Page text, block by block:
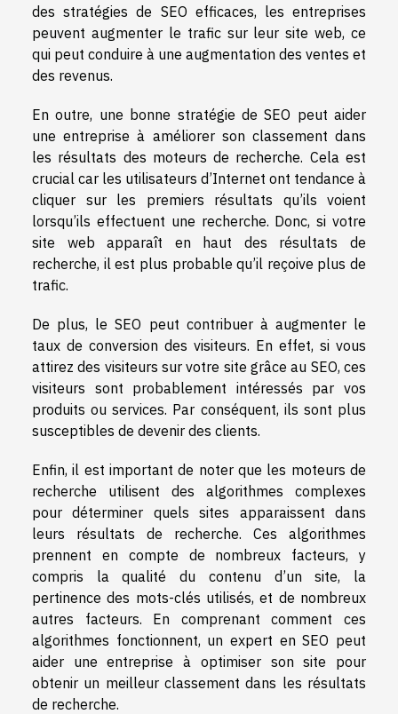
des stratégies de SEO efficaces, les entreprises
peuvent augmenter le trafic sur leur site web, ce
qui peut conduire à une augmentation des ventes et
des revenus.
En outre, une bonne stratégie de SEO peut aider
une entreprise à améliorer son classement dans
les résultats des moteurs de recherche. Cela est
crucial car les utilisateurs d’Internet ont tendance à
cliquer sur les premiers résultats qu’ils voient
lorsqu’ils effectuent une recherche. Donc, si votre
site web apparaît en haut des résultats de
recherche, il est plus probable qu’il reçoive plus de
trafic.
De plus, le SEO peut contribuer à augmenter le
taux de conversion des visiteurs. En effet, si vous
attirez des visiteurs sur votre site grâce au SEO, ces
visiteurs sont probablement intéressés par vos
produits ou services. Par conséquent, ils sont plus
susceptibles de devenir des clients.
Enfin, il est important de noter que les moteurs de
recherche utilisent des algorithmes complexes
pour déterminer quels sites apparaissent dans
leurs résultats de recherche. Ces algorithmes
prennent en compte de nombreux facteurs, y
compris la qualité du contenu d’un site, la
pertinence des mots-clés utilisés, et de nombreux
autres facteurs. En comprenant comment ces
algorithmes fonctionnent, un expert en SEO peut
aider une entreprise à optimiser son site pour
obtenir un meilleur classement dans les résultats
de recherche.